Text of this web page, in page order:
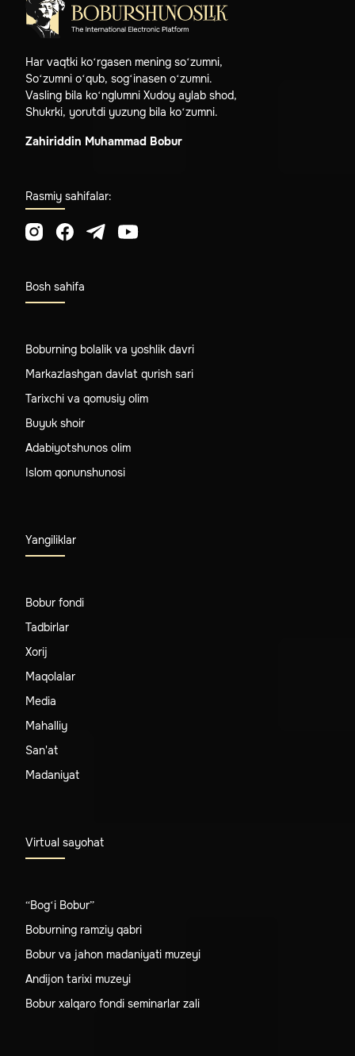
Har vaqtki ko‘rgasen mening so‘zumni,
So‘zumni o‘qub, sog‘inasen o‘zumni.
Vasling bila ko‘nglumni Xudoy aylab shod,
Shukrki, yorutdi yuzung bila ko‘zumni.
Zahiriddin Muhammad Bobur
Rasmiy sahifalar:
Bosh sahifa
Boburning bolalik va yoshlik davri
Markazlashgan davlat qurish sari
Tarixchi va qomusiy olim
Buyuk shoir
Adabiyotshunos olim
Islom qonunshunosi
Yangiliklar
Bobur fondi
Tadbirlar
Xorij
Maqolalar
Media
Mahalliy
San'at
Madaniyat
Virtual sayohat
“Bog‘i Bobur”
Boburning ramziy qabri
Bobur va jahon madaniyati muzeyi
Andijon tarixi muzeyi
Bobur xalqaro fondi seminarlar zali